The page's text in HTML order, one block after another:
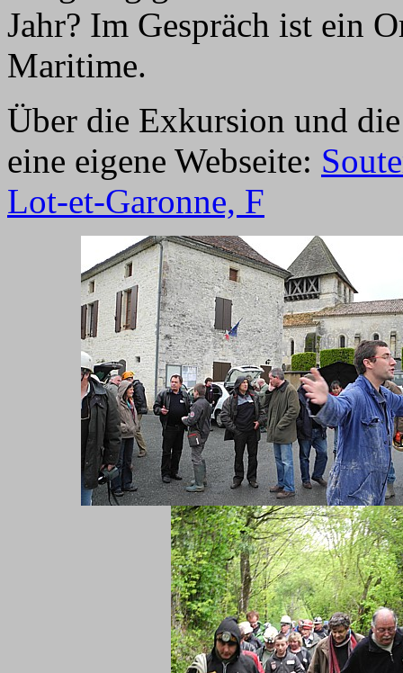
Jahr? Im Gespräch ist ein
Maritime.
Über die Exkursion und
eine eigene Webseite:
Lot-et-Garonne, F